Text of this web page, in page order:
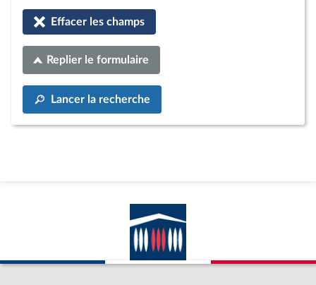
Effacer les champs
Replier le formulaire
Lancer la recherche